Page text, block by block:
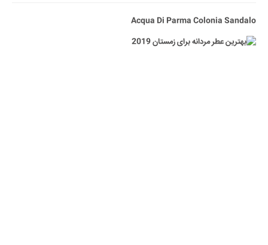
Acqua Di Parma Colonia Sandalo